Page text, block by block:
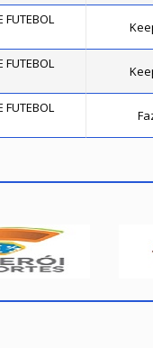
FUTEBOL
FUTEBOL
FUTEBOL